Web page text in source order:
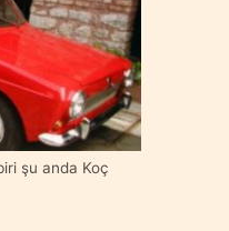
şu anda Koç